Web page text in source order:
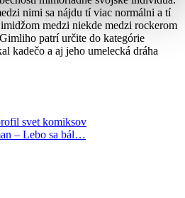
nimi sa nájdu tí viac normálni a tí
medzi niekde medzi rockerom
patrí určite do kategórie
kadečo a aj jeho umelecká dráha
svet komiksov
– Lebo sa bál…